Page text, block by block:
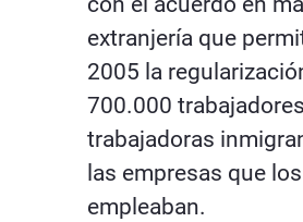
extranjería que
2005 la
700.000
trabajadoras
las empresas que los
empleaban.